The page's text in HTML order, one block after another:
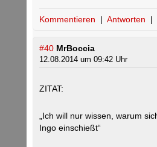
Kommentieren | Antworten |
#40 MrBoccia
12.08.2014 um 09:42 Uhr
ZITAT:
„Ich will nur wissen, warum
Ingo einschießt“